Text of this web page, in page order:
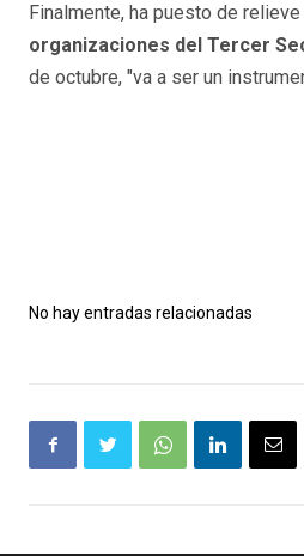
Finalmente, ha puesto de
organizaciones del Tercer
de octubre, "va a ser un
No hay entradas relacionadas